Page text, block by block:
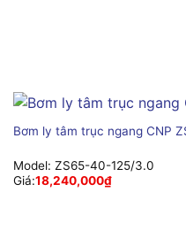
Bơm ly tâm trục ngang CNP
Model: ZS65-40-125/3.0
Giá:18,240,000₫